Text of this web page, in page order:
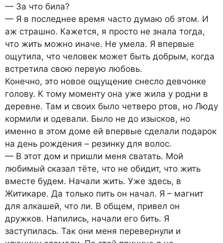
— За что била?
— Я в последнее время часто думаю об этом. И
аж страшно. Кажется, я просто не знала тогда,
что жить можно иначе. Не умела. Я впервые
ощутила, что человек может быть добрым, когда
встретила свою первую любовь.
Конечно, это новое ощущение снесло девчонке
голову. К тому моменту она уже жила у родни в
деревне. Там и своих было четверо ртов, но Люду
кормили и одевали. Было не до изысков, но
именно в этом доме ей впервые сделали подарок
на день рождения – резинку для волос.
— В этот дом и пришли меня сватать. Мой
любимый сказал тёте, что не обидит, что жить
вместе будем. Начали жить. Уже здесь, в
Житикаре. Да только пить он начал. Я – магнит
для алкашей, что ли. В общем, привел он
дружков. Напились, начали его бить. Я
заступилась. Так они меня перевернули и